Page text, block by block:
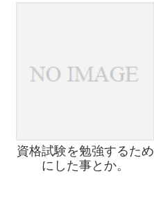
資格試験を勉強するため
にした事とか。